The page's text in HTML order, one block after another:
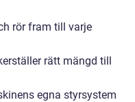
rör fram till varje
rätt mängd till
egna styrsystem